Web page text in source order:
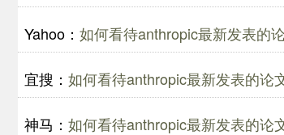
Yahoo： 如何看待anthropic最新发表的
宜搜： 如何看待anthropic最新发表的论
神马： 如何看待anthropic最新发表的论